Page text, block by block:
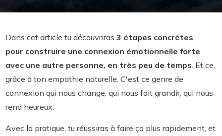
Dans cet article tu découvriras 3 étapes concrètes
pour construire une connexion émotionnelle forte
avec une autre personne, en très peu de temps. Et ce,
grâce à ton empathie naturelle. C'est ce genre de
connexion qui nous change, qui nous fait grandir, qui nous
rend heureux.
Avec la pratique, tu réussiras à faire ça plus rapidement, et